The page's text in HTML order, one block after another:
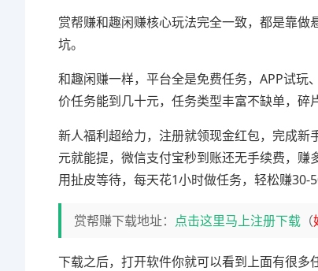
赏帮赚和趣闲赚核心玩法完全一致，都是靠
坑。
和趣闲赚一样，平台全是免费任务，APP试
价任务能到几十元，任务类型丰富不缺单，碎
新人福利超给力，注册就领现金红包，完成
元就能提，微信支付宝秒到账还无手续费，
用扯皮等待，每天花1小时做任务，轻松赚30-
赏帮赚下载地址： 点击这里马上注册下载 （
下载之后，打开软件你就可以看到上面有很多